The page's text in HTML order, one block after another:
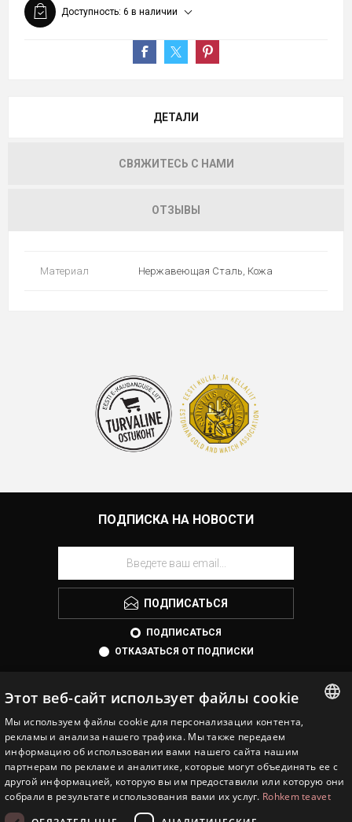
Доступность: 6 в наличии
ДЕТАЛИ
СВЯЖИТЕСЬ С НАМИ
ОТЗЫВЫ
Материал Нержавеющая Сталь, Кожа
ПОДПИСКА НА НОВОСТИ
ПОДПИСАТЬСЯ
ПОДПИСАТЬСЯ
ОТКАЗАТЬСЯ ОТ ПОДПИСКИ
EESTI JUVEEL
ENGLISH
RUSSIAN
Этот веб-сайт использует файлы cookie
Мы используем файлы cookie для персонализации контента,
рекламы и анализа нашего трафика. Мы также передаем
информацию об использовании вами нашего сайта нашим
партнерам по рекламе и аналитике, которые могут объединять ее с
другой информацией, которую вы им предоставили или которую они
собрали в результате использования вами их услуг. Rohkem teavet